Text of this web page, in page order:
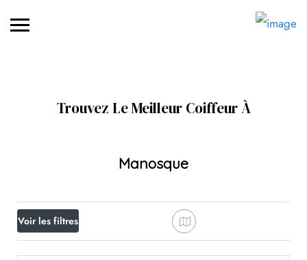
Trouvez Le Meilleur Coiffeur À
Manosque
Voir les filtres